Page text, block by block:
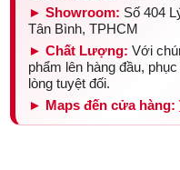
► Showroom: Số 404
Tân Bình, TPHCM
► Chất Lượng: Với
phẩm lên hàng đầu,
lòng tuyệt đối.
► Maps đến cửa hàng: